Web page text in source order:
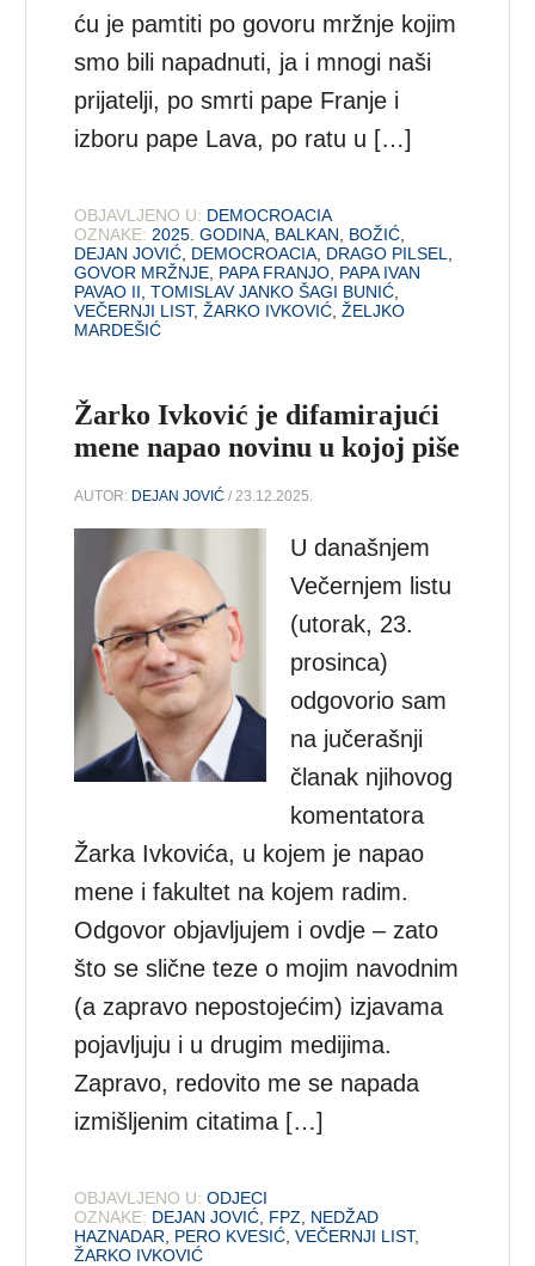
ću je pamtiti po govoru mržnje kojim
smo bili napadnuti, ja i mnogi naši
prijatelji, po smrti pape Franje i
izboru pape Lava, po ratu u […]
OBJAVLJENO U: DEMOCROACIA
OZNAKE: 2025. GODINA BALKAN BOŽIĆ
DEJAN JOVIĆ DEMOCROACIA DRAGO PILSEL
GOVOR MRŽNJE PAPA FRANJO PAPA IVAN
PAVAO II ,TOMISLAV JANKO ŠAGI BUNIĆ
VEČERNJI LIST,ŽARKO IVKOVIĆ ,ŽELJKO
MARDEŠIĆ
Žarko Ivković je difamirajući
mene napao novinu u kojoj piše
AUTOR: DEJAN JOVIĆ / 23.12.2025.
U današnjem
Večernjem listu
(utorak, 23.
prosinca)
odgovorio sam
na jučerašnji
članak njihovog
komentatora
Žarka Ivkovića, u kojem je napao
mene i fakultet na kojem radim.
Odgovor objavljujem i ovdje – zato
što se slične teze o mojim navodnim
(a zapravo nepostojećim) izjavama
pojavljuju i u drugim medijima.
Zapravo, redovito me se napada
izmišljenim citatima […]
OBJAVLJENO U: ODJECI
OZNAKE: DEJAN JOVIĆ FPZ
NEDŽAD
HAZNADAR
PERO KVESIĆ ,VEČERNJI LIST,
ŽARKO IVKOVIĆ